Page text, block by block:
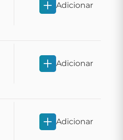
Adicionar
Adicionar
Adicionar